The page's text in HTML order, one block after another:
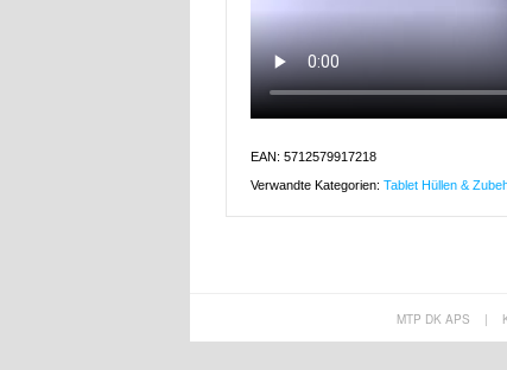
EAN: 5712579917218
Verwandte Kategorien: Tablet Hüllen &
MTP DK APS |